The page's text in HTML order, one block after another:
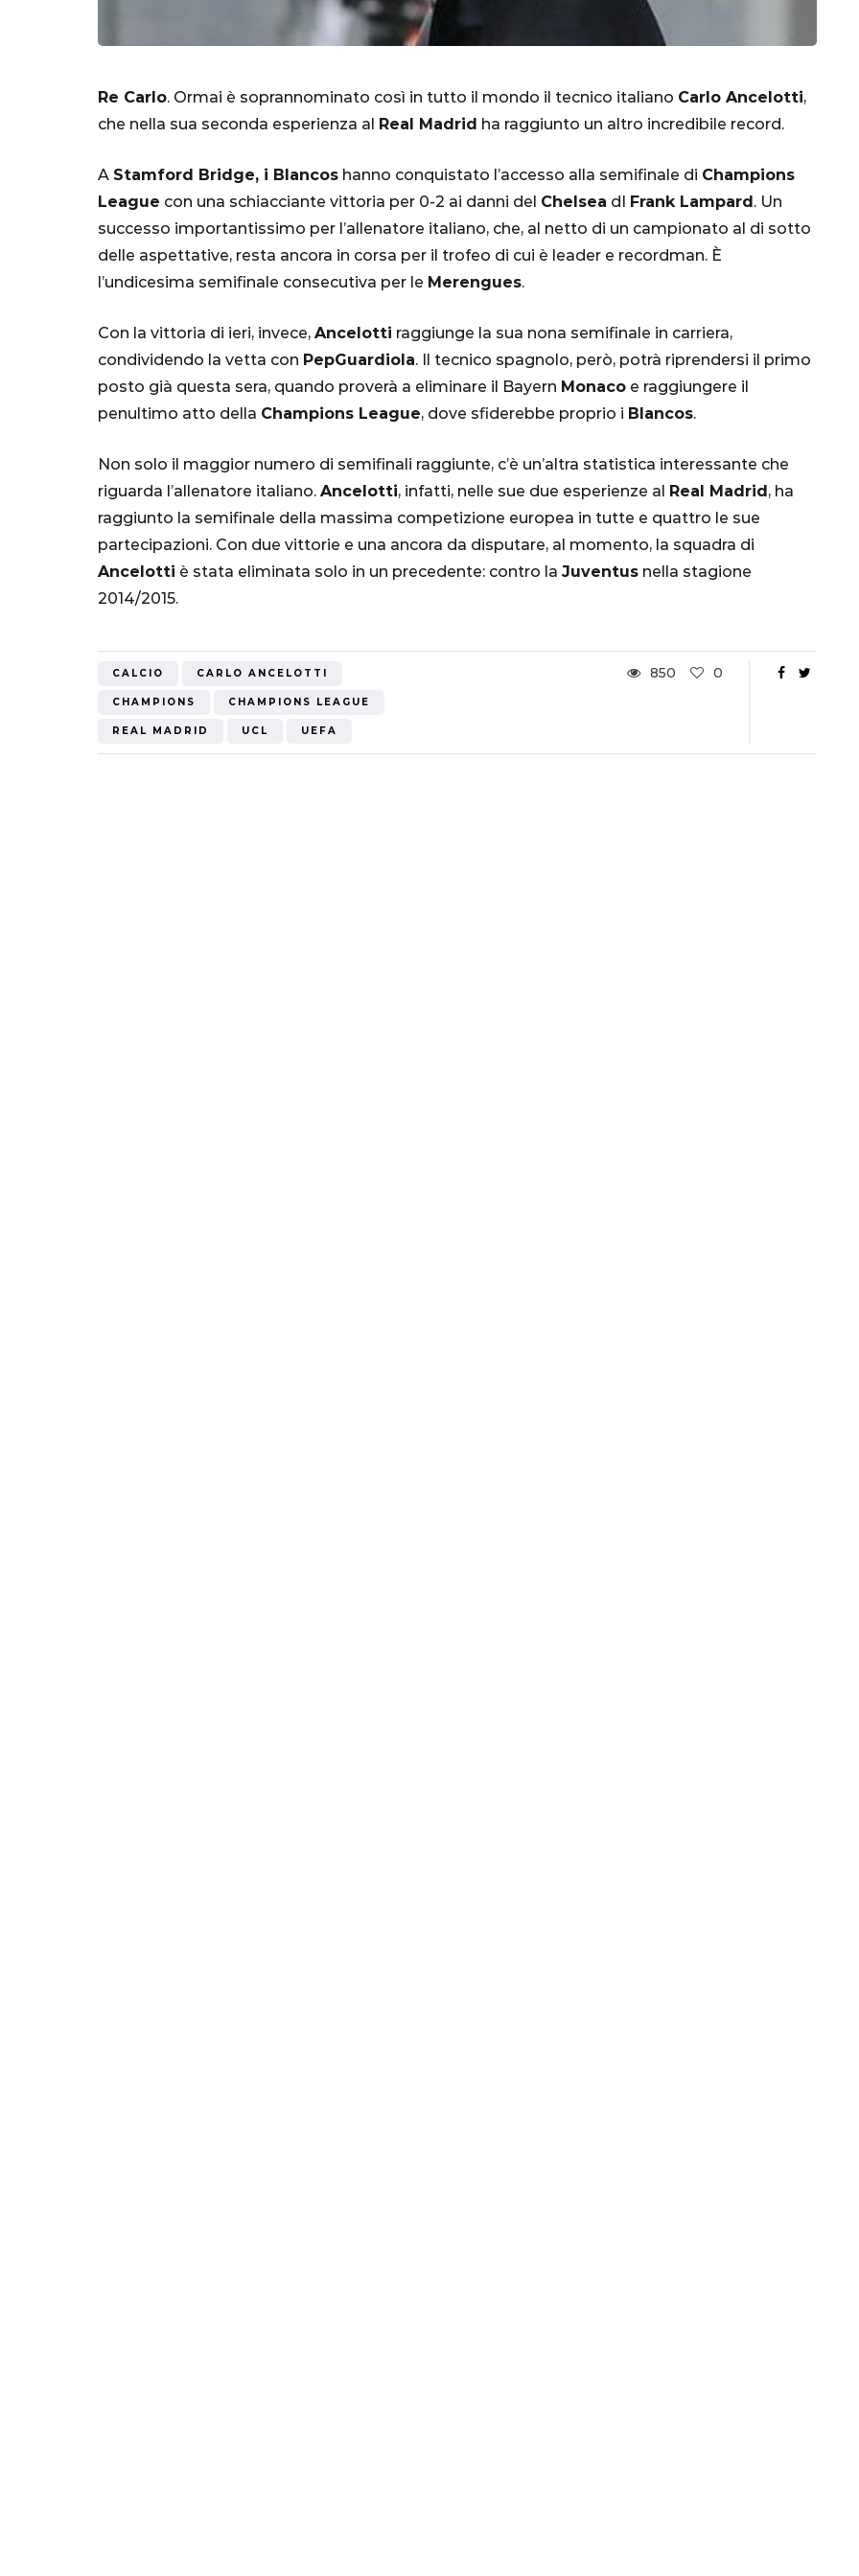
Re Carlo. Ormai è soprannominato così in tutto il mondo il tecnico italiano Carlo Ancelotti,
che nella sua seconda esperienza al
Real Madrid ha raggiunto un altro incredibile record.
A Stamford Bridge, i Blancos hanno conquistato l’accesso alla semifinale di Champions
League con una schiacciante vittoria per 0-2 ai danni del Chelsea dI Frank Lampard . Un
successo importantissimo per l’allenatore italiano, che, al netto di un campionato al di sotto
delle aspettative, resta ancora in corsa per il trofeo di cui è leader e recordman. È
l’undicesima semifinale consecutiva per le Merengues.
Con la vittoria di ieri, invece, Ancelotti raggiunge la sua nona semifinale in carriera,
condividendo la vetta con PepGuardiola. Il tecnico spagnolo, però, potrà riprendersi il primo
posto già questa sera, quando proverà a eliminare il Bayern Monaco e raggiungere il
penultimo atto della Champions League, dove sfiderebbe proprio i Blancos.
Non solo il maggior numero di semifinali raggiunte, c’è un’altra statistica interessante che
riguarda l’allenatore italiano. Ancelotti, infatti, nelle sue due esperienze al Real Madrid , ha
raggiunto la semifinale della massima competizione europea in tutte e quattro le sue
partecipazioni. Con due vittorie e una ancora da disputare, al momento, la squadra di
Ancelotti è stata eliminata solo in un precedente: contro la Juventus nella stagione
2014/2015.
CALCIO CARLO ANCELOTTI
CHAMPIONS CHAMPIONS LEAGUE
REAL MADRID UCL UEFA
850 0
SERIE A
Lautaro Martinez,
parla l'agente:
all'Inter e al
Mondiale"
5 Ottobre 2022
CALCIO MONDIALE
già qualificato agli
Ottavi di Finale
1 Dicembre 2022